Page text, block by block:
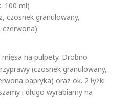
100 ml)
czosnek granulowany,
czerwona)
na pulpety. Drobno
(czosnek granulowany,
papryka) oraz ok. 2 łyżki
i długo wyrabiamy na